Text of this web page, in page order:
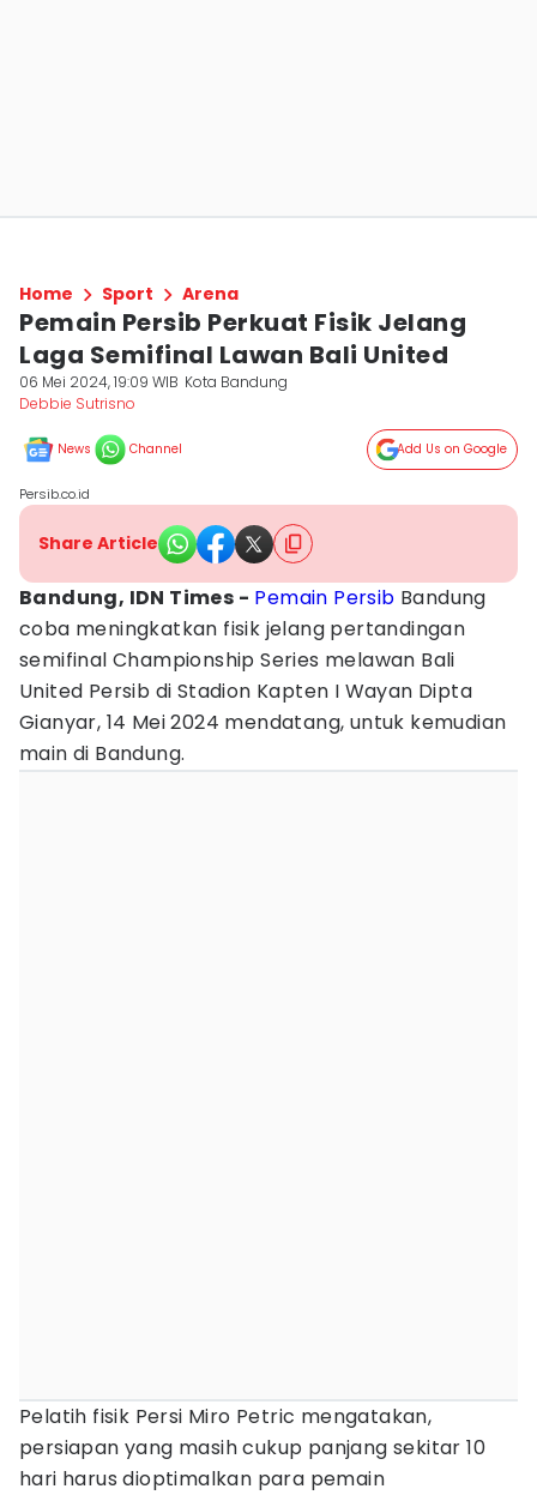
Home Sport Arena
Pemain Persib Perkuat Fisik Jelang
Laga Semifinal Lawan Bali United
06 Mei 2024, 19:09 WIB Kota Bandung
Debbie Sutrisno
News Channel Add Us on Google
Persib.co.id
Share Article
Bandung, IDN Times - Pemain Persib Bandung
coba meningkatkan fisik jelang pertandingan
semifinal Championship Series melawan Bali
United Persib di Stadion Kapten I Wayan Dipta
Gianyar, 14 Mei 2024 mendatang, untuk kemudian
main di Bandung.
Pelatih fisik Persi Miro Petric mengatakan,
persiapan yang masih cukup panjang sekitar 10
hari harus dioptimalkan para pemain